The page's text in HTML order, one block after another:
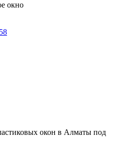
окно
окон в Алматы под